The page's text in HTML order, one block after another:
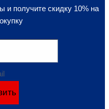
и получите скидку 10% на